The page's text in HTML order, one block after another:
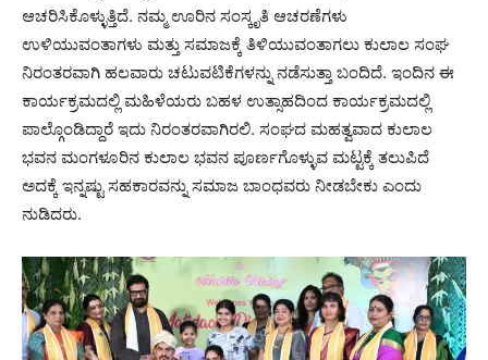
ಆಚರಿಸಿಕೊಳ್ಳುತ್ತಿದೆ. ನಮ್ಮ ಊರಿನ ಸಂಸ್ಕೃತಿ ಆಚರಣೆಗಳು
ಉಳಿಯುವಂತಾಗಳು ಮತ್ತು ಸಮಾಜಕ್ಕೆ ತಿಳಿಯುವಂತಾಗಲು ಕುಲಾಲ ಸಂಘ
ನಿರಂತರವಾಗಿ ಹಲವಾರು ಚಟುವಟಿಕೆಗಳನ್ನು ನಡೆಸುತ್ತಾ ಬಂದಿದೆ. ಇಂದಿನ ಈ
ಕಾರ್ಯಕ್ರಮದಲ್ಲಿ ಮಹಿಳೆಯರು ಬಹಳ ಉತ್ಸಾಹದಿಂದ ಕಾರ್ಯಕ್ರಮದಲ್ಲಿ
ಪಾಲ್ಗೊಂಡಿದ್ದಾರೆ ಇದು ನಿರಂತರವಾಗಿರಲಿ. ಸಂಘದ ಮಹತ್ವವಾದ ಕುಲಾಲ
ಭವನ ಮಂಗಳೂರಿನ ಕುಲಾಲ ಭವನ ಪೂರ್ಣಗೊಳ್ಳುವ ಮಟ್ಟಕ್ಕೆ ತಲುಪಿದೆ
ಅದಕ್ಕೆ ಇನ್ನಷ್ಟು ಸಹಕಾರವನ್ನು ಸಮಾಜ ಬಾಂಧವರು ನೀಡಬೇಕು ಎಂದು
ನುಡಿದರು.